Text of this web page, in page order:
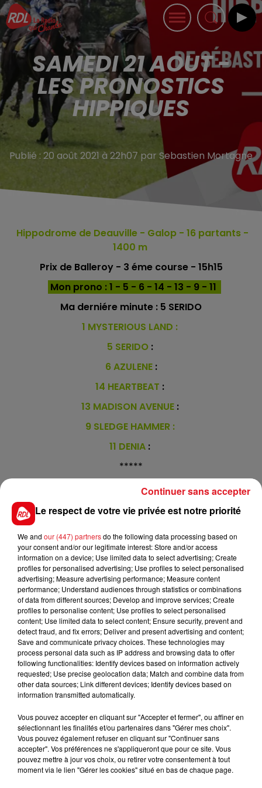
SAMEDI 21 AOUT -
LES PRONOSTICS
HIPPIQUES
Publié : 20 août 2021 à 22h07 par Sebastien Mortagne
Hippodrome de Deauville - Galop - 16 partants -
1400 m
Prix de Balleroy - 3 éme course - 15h15
Mon prono : 1 - 5 - 6 - 14 - 13 - 9 - 11
Ma derniére minute : 5 SERIDO
1 MYSTERIOUS LAND :
5 SERIDO :
6 AZULENE :
14 HEARTBEAT :
13 MADISON AVENUE :
9 SLEDGE HAMMER :
11 DENIA :
*****
En direct des pistes :
FIL D'ACTUS
15 juillet 2026
BÉTHUNE: ENQUÊTE POUR HOMICIDE
VOLONTAIRE EN COURS, APRÈS LA...
Selon les premiers éléments, le logement servait
à des prostituées
Le respect de votre vie privée est notre priorité
We and our (447) partnersdo the following data processing based on
your consent and/or our legitimate interest: Store and/or access
information on a device; Use limited data to select advertising; Create
profiles for personalised advertising; Use profiles to select personalised
advertising; Measure advertising performance; Measure content
performance; Understand audiences through statistics or combinations
of data from different sources; Develop and improve services; Create
profiles to personalise content; Use profiles to select personalised
content; Use limited data to select content; Ensure security, prevent and
detect fraud, and fix errors; Deliver and present advertising and content;
Save and communicate privacy choices. These technologies may
process personal data such as IP address and browsing data to offer
following functionalities: Identify devices based on information actively
requested; Use precise geolocation data; Match and combine data from
other data sources; Link different devices; Identify devices based on
information transmitted automatically.
Vous pouvez accepter en cliquant sur "Accepter et fermer", ou affiner en
sélectionnant les finalités et/ou partenaires dans "Gérer mes choix".
Vous pouvez également refuser en cliquant sur "Continuer sans
accepter". Vos préférences ne s'appliqueront que pour ce site. Vous
pouvez mettre à jour vos choix, ou retirer votre consentement à tout
moment via le lien "Gérer les cookies" situé en bas de chaque page.
Continuer sans accepter